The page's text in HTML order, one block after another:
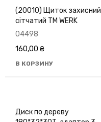
(20010) Щиток захисний
сітчатий ТМ WERK
04498
160,00 ₴
В КОРЗИНУ
Диск по дереву